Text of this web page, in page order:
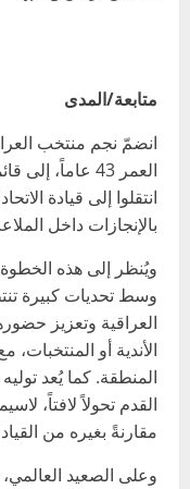
متابعة/المدى
انضمّ نجم منتخب
العمر 43 عاماً،
انتقلوا إلى قيادة
بالإنجازات داخل
ويُنظر إلى هذه
وسط تحديات كبيرة
العراقية وتعزيز
الأندية أو
المنطقة. كما يُعد
القدم تحولاً لافتاً،
مقارنةً بغيره من
وعلى الصعيد